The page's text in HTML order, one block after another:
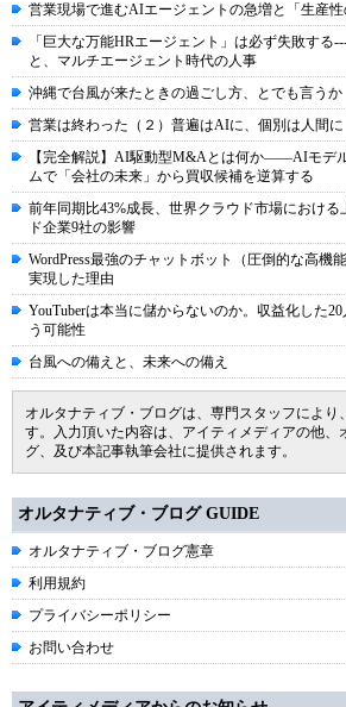
営業現場で進むAIエージェントの急増と「生産
「巨大な万能HRエージェント」は必ず失敗する
と、マルチエージェント時代の人事
沖縄で台風が来たときの過ごし方、とでも言うか
営業は終わった（２）普遍はAIに、個別は人間に
【完全解説】AI駆動型M&Aとは何か――AIモデル
ムで「会社の未来」から買収候補を逆算する
前年同期比43%成長、世界クラウド市場におけ
ド企業9社の影響
WordPress最強のチャットボット（圧倒的な高機
実現した理由
YouTuberは本当に儲からないのか。収益化した
う可能性
台風への備えと、未来への備え
オルタナティブ・ブログは、専門スタッフにより
す。入力頂いた内容は、アイティメディアの他、
グ、及び本記事執筆会社に提供されます。
オルタナティブ・ブログ GUIDE
オルタナティブ・ブログ憲章
利用規約
プライバシーポリシー
お問い合わせ